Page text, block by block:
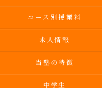
コース別授業料
求人情報
当塾の特徴
中学生